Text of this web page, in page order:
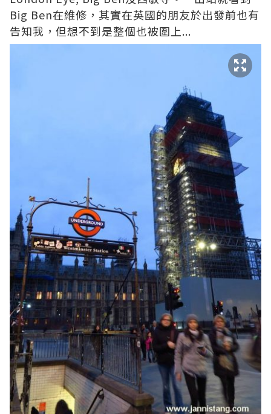
Big Ben在維修，其實在英國的朋友於出發前也有
告知我，但想不到是整個也被圍上...